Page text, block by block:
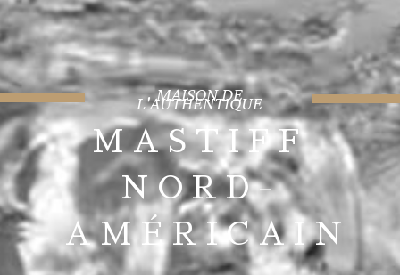
MASTIFF
NORD-
AMÉRICAIN
MAISON DE
L'AUTHENTIQUE